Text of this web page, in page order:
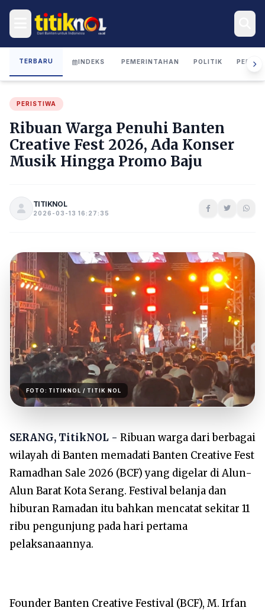
TERBARU INDEKS PEMERINTAHAN POLITIK
PERISTIWA
Ribuan Warga Penuhi Banten
Creative Fest 2026, Ada Konser
Musik Hingga Promo Baju
TITIKNOL
2026-03-13 16:27:35
FOTO: TITIKNOL / TITIK NOL
SERANG, TitikNOL - Ribuan warga dari berbagai
wilayah di Banten memadati Banten Creative Fest
Ramadhan Sale 2026 (BCF) yang digelar di Alun-
Alun Barat Kota Serang. Festival belanja dan
hiburan Ramadan itu bahkan mencatat sekitar 11
ribu pengunjung pada hari pertama
pelaksanaannya.
Founder Banten Creative Festival (BCF), M. Irfan